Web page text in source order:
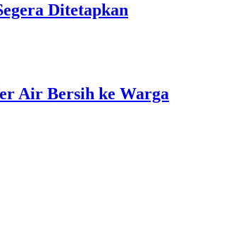
Ditetapkan
Air Bersih ke Warga